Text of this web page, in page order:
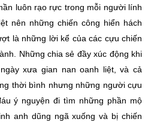
luôn rạo rực trong mỗi người lính
nên những chiến công hiển hách
là những lời kể của các cựu chiến
Những chia sẻ đầy xúc động khi
xưa gian nan oanh liệt, và cả
thời bình nhưng những người cựu
ý nguyện đi tìm những phần mộ
anh dũng ngã xuống và bị chiến